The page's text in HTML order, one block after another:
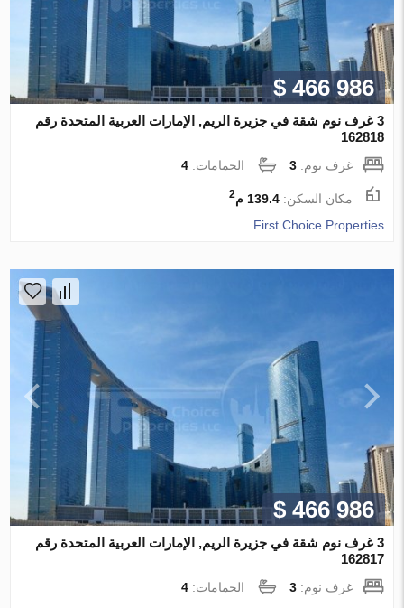
$ 466 986
3 غرف نوم شقة في جزيرة الريم, الإمارات العربية المتحدة رقم
162818
غرف نوم:3 الحمامات:4
مكان السكن:139.4 م 2
First Choice Properties
$ 466 986
3 غرف نوم شقة في جزيرة الريم, الإمارات العربية المتحدة رقم
162817
غرف نوم:3 الحمامات:4